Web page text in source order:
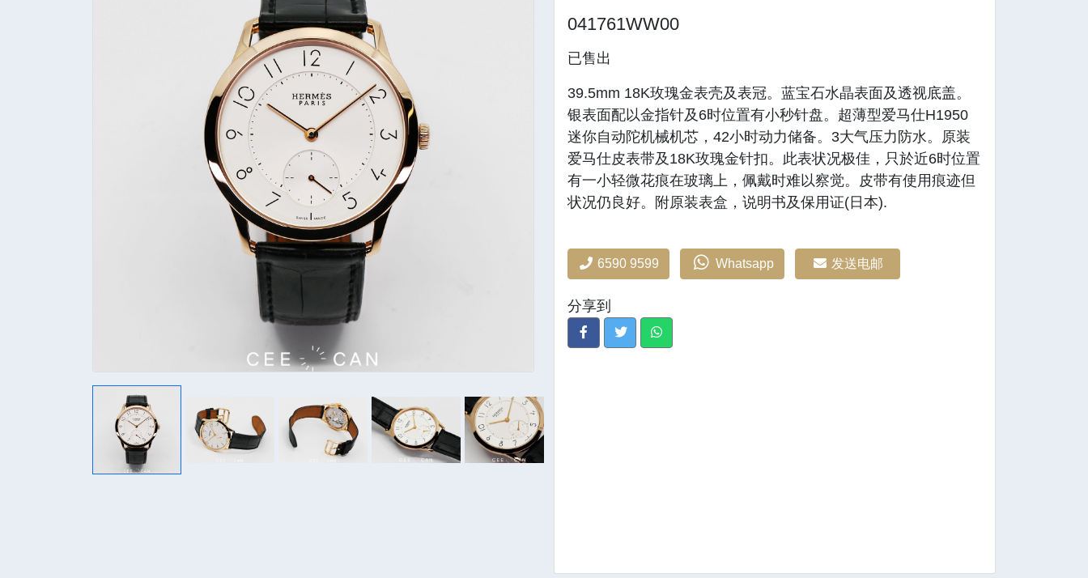
041761WW00
已售出
39.5mm 18K玫瑰金表壳及表冠。蓝宝石水晶表面及透视底盖。
银表面配以金指针及6时位置有小秒针盘。超薄型爱马仕H1950
迷你自动陀机械机芯，42小时动力储备。3大气压力防水。原装
爱马仕皮表带及18K玫瑰金针扣。此表状况极佳，只於近6时位置
有一小轻微花痕在玻璃上，佩戴时难以察觉。皮带有使用痕迹但
状况仍良好。附原装表盒，说明书及保用证(日本).
6590 9599 Whatsapp 发送电邮
分享到